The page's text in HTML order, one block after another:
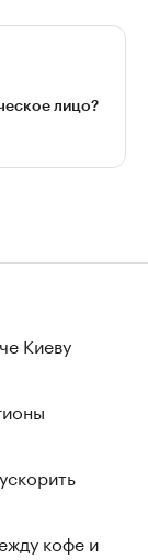
лицо?
Киеву
кофе и